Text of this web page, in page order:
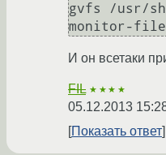
gvfs /usr/
monitor-
И он всетаки
FIL ★★★★
05.12.2013
Показать ответ